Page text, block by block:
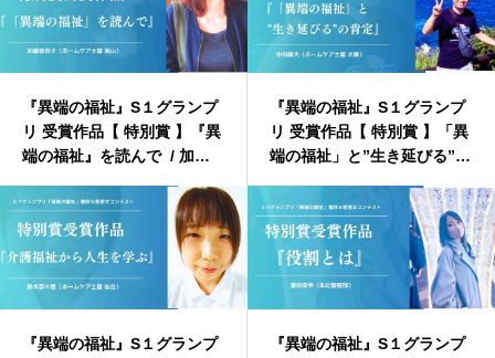
『異端の福祉』S１グランプ
リ 受賞作品【 特別賞 】『異
端の福祉』を読んで / 加藤
山）
『異端の福祉』S１グランプ
リ 受賞作品【 特別賞 】「異
端の福祉」と”生き延びる”の
土屋 大阪）
『異端の福祉』S１グランプ
『異端の福祉』S１グランプ